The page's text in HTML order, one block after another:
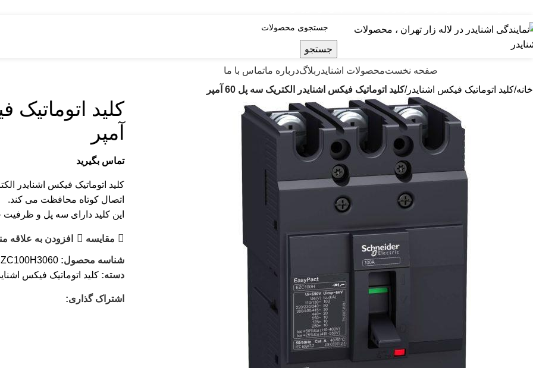
جستجو
صفحه نخستمحصولات اشنایدر بلاگدرباره ماتماس با ما
خانه کلید اتوماتیک فیکس اشنایدر کليد اتوماتيک فیکس اشنایدر الکتریک سه پل 60 آمپر
آمپر
تماس بگیرید
کلید اتوماتیک فیکس اشنایدر
اتصال کوتاه محافظت می کند.
این کلید دارای سه پل و ظرفیت جریان 60
مقایسه افزودن به علاقه
شناسه محصول:
دسته: کلید اتوماتیک فیکس
اشتراک گذاری: